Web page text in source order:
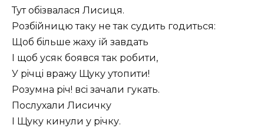
Тут обiзвалася Лисиця.
Розбiйницю таку не так судить годиться:
Щоб бiльше жаху ïй завдать
I щоб усяк боявся так робити,
У рiчцi вражу Щуку утопити!
Розумна рiч! всi зачали гукать.
Послухали Лисичку
I Щуку кинули у рiчку.